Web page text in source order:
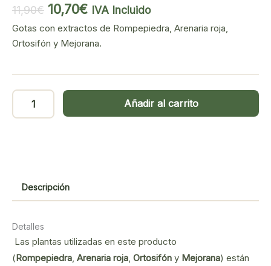
11,90€ El
precio
original
era:
10,70€El
precio
actual
es:
IVA Incluido
Gotas con extractos de Rompepiedra, Arenaria roja,
Ortosifón y Mejorana.
Uri
Añadir al carrito
Descripción
Detalles
Las plantas utilizadas en este producto
(Rompepiedra, Arenaria roja, Ortosifón y Mejorana) están